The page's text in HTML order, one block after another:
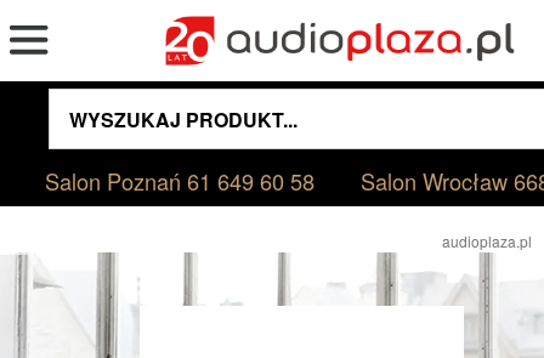
Salon Poznań61 649 60 58 Salon Wrocław
audioplaza.pl